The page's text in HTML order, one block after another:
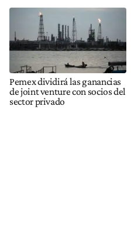
Pemex dividirá las ganancias
de joint venture con socios del
sector privado